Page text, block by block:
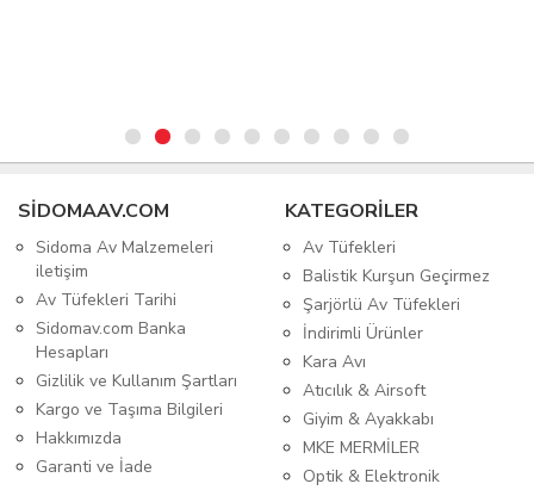
SIDOMAAV.COM
Sidoma Av Malzemeleri
iletişim
Av Tüfekleri Tarihi
Sidomav.com Banka
Hesapları
Gizlilik ve Kullanım Şartları
Kargo ve Taşıma Bilgileri
Hakkımızda
Garanti ve İade
KATEGORİLER
Av Tüfekleri
Balistik Kurşun Geçirmez
Şarjörlü Av Tüfekleri
İndirimli Ürünler
Kara Avı
Atıcılık & Airsoft
Giyim & Ayakkabı
MKE MERMİLER
Optik & Elektronik